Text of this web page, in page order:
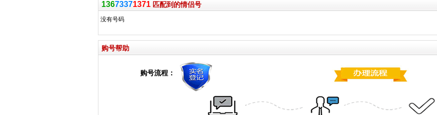
13673371371 匹配到的情侣号
没有号码
购号帮助
购号流程：